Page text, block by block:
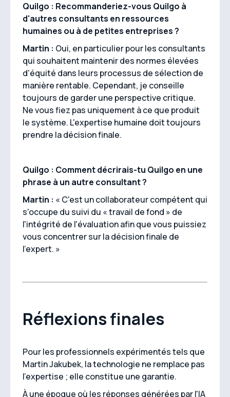
Quilgo : Recommanderiez-vous Quilgo à
d'autres consultants en ressources
humaines ou à de petites entreprises ?
Martin : Oui, en particulier pour les consultants
qui souhaitent maintenir des normes élevées
d'équité dans leurs processus de sélection de
manière rentable. Cependant, je conseille
toujours de garder une perspective critique.
Ne vous fiez pas uniquement à ce que produit
le système. L'expertise humaine doit toujours
prendre la décision finale.
Quilgo : Comment décrirais-tu Quilgo en une
phrase à un autre consultant ?
Martin : « C'est un collaborateur compétent qui
s'occupe du suivi du « travail de fond » de
l'intégrité de l'évaluation afin que vous puissiez
vous concentrer sur la décision finale de
l'expert. »
Réflexions finales
Pour les professionnels expérimentés tels que
Martin Jakubek, la technologie ne remplace pas
l'expertise ; elle constitue une garantie.
À une époque où les réponses générées par l'IA